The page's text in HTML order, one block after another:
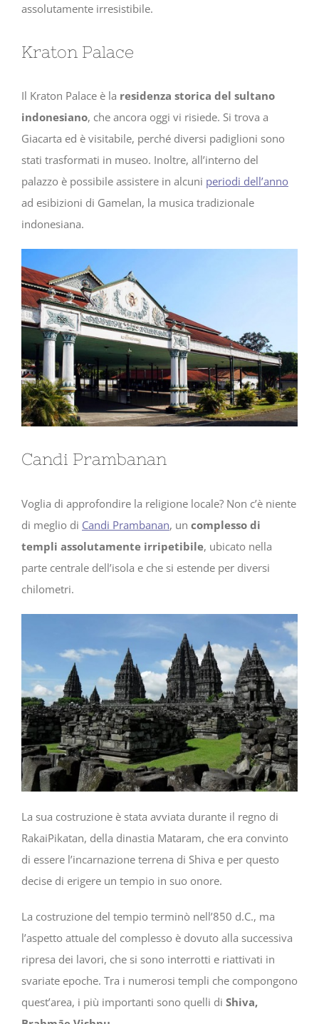
assolutamente irresistibile.
Kraton Palace
Il Kraton Palace è la residenza storica del sultano
indonesiano, che ancora oggi vi risiede. Si trova a
Giacarta ed è visitabile, perché diversi padiglioni sono
stati trasformati in museo. Inoltre, all’interno del
palazzo è possibile assistere in alcuni periodi dell’anno
ad esibizioni di Gamelan, la musica tradizionale
indonesiana.
Candi Prambanan
Voglia di approfondire la religione locale? Non c’è niente
di meglio di Candi Prambanan, un complesso di
templi assolutamente irripetibile, ubicato nella
parte centrale dell’isola e che si estende per diversi
chilometri.
La sua costruzione è stata avviata durante il regno di
RakaiPikatan, della dinastia Mataram, che era convinto
di essere l’incarnazione terrena di Shiva e per questo
decise di erigere un tempio in suo onore.
La costruzione del tempio terminò nell’850 d.C., ma
l’aspetto attuale del complesso è dovuto alla successiva
ripresa dei lavori, che si sono interrotti e riattivati in
svariate epoche. Tra i numerosi templi che compongono
quest’area, i più importanti sono quelli di Shiva,